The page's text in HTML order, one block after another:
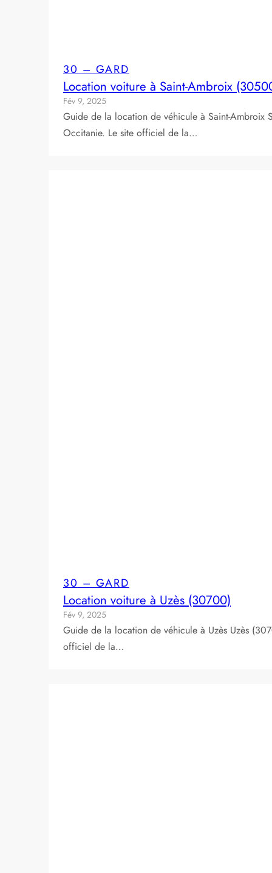
30 – GARD
Location voiture à Saint-Ambroix
Fév 9, 2025
Guide de la location de véhicule à Saint-Ambroix
Occitanie. Le site officiel de la…
30 – GARD
Location voiture à Uzès (30700)
Fév 9, 2025
Guide de la location de véhicule à Uzès Uzès
officiel de la…